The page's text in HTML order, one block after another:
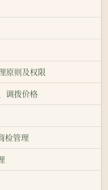
原则及权限
调拨价格
检管理